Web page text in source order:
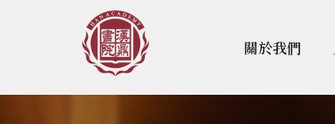
關於我們